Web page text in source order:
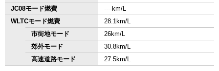
JC08モード燃費
‐‐‐‐km/L
WLTCモード燃費
28.1km/L
市街地モード
26km/L
郊外モード
30.8km/L
高速道路モード
27.5km/L